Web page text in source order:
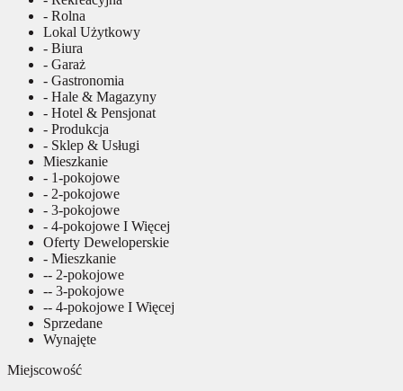
- Rolna
Lokal Użytkowy
- Biura
- Garaż
- Gastronomia
- Hale & Magazyny
- Hotel & Pensjonat
- Produkcja
- Sklep & Usługi
Mieszkanie
- 1-pokojowe
- 2-pokojowe
- 3-pokojowe
- 4-pokojowe I Więcej
Oferty Deweloperskie
- Mieszkanie
-- 2-pokojowe
-- 3-pokojowe
-- 4-pokojowe I Więcej
Sprzedane
Wynajęte
Miejscowość